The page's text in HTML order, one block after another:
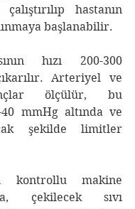
hastanın
başlanabilir.
hızı 200-300
Arteriyel ve
ölçülür, bu
mmHg altında ve
şekilde limitler
kontrollu makine
çekilecek sıvı